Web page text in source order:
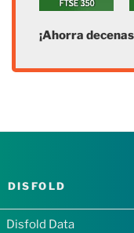
¡Ahorra
DISFOLD
Disfold Data